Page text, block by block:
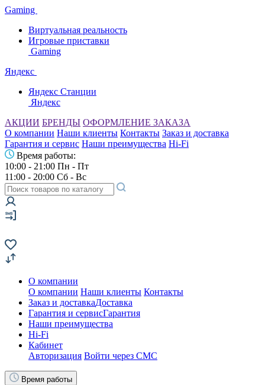
Gaming
Виртуальная реальность
Игровые приставки
Gaming
Яндекс
Яндекс Станции
Яндекс
АКЦИИ БРЕНДЫ ОФОРМЛЕНИЕ ЗАКАЗА
О компании Наши клиенты Контакты Заказ и доставка
Гарантия и сервис Наши преимущества Hi-Fi
Время работы:
10:00 - 21:00 Пн - Пт
11:00 - 20:00 Сб - Вс
О компании
О компании Наши клиенты Контакты
Заказ и доставкаДоставка
Гарантия и сервисГарантия
Наши преимущества
Hi-Fi
Кабинет
Авторизация Войти через СМС
Время работы